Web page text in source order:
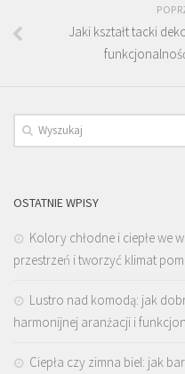
Jaki kształt tacki
OSTATNIE WPISY
Kolory chłodne i ciepłe we
przestrzeń i tworzyć klimat
Lustro nad komodą: jak
harmonijnej aranżacji i
Ciepła czy zimna biel: jak